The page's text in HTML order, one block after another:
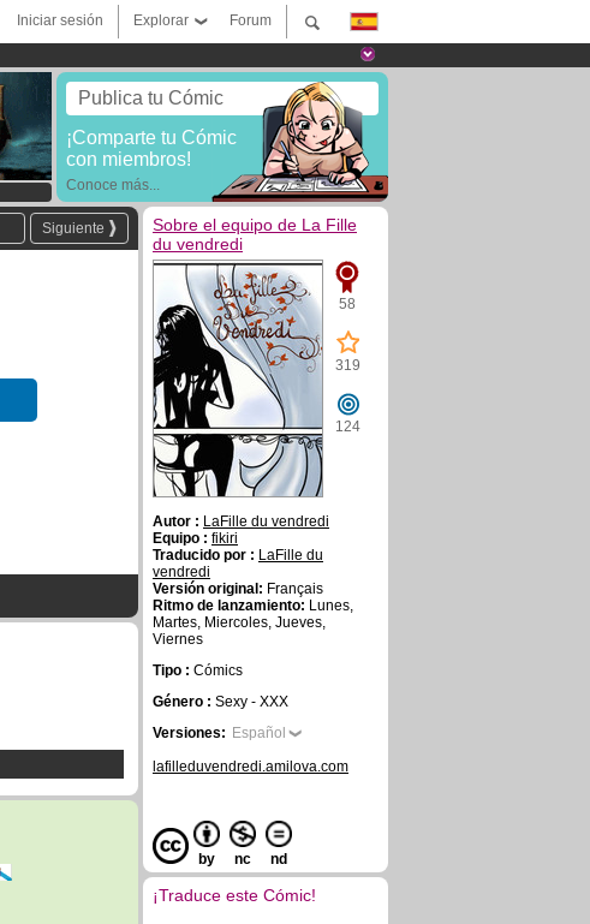
Forum
Explorar
Iniciar sesión
Publica tu Cómic
¡Comparte tu Cómic
con miembros!
Conoce más...
Siguiente
Sobre el equipo de La Fille
du vendredi
58
319
124
Autor : LaFille du vendredi
Equipo : fikiri
Traducido por : LaFille du
vendredi
Versión original: Français
Ritmo de lanzamiento: Lunes,
Martes, Miercoles, Jueves,
Viernes
Tipo : Cómics
Género : Sexy - XXX
Versiones: Español
lafilleduvendredi.amilova.com
by nc nd
¡Traduce este Cómic!